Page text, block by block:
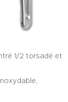
1/2 torsadé et